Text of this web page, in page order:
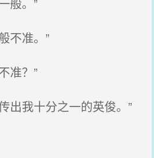
不准。”
准？”
出我十分之一的英俊。”